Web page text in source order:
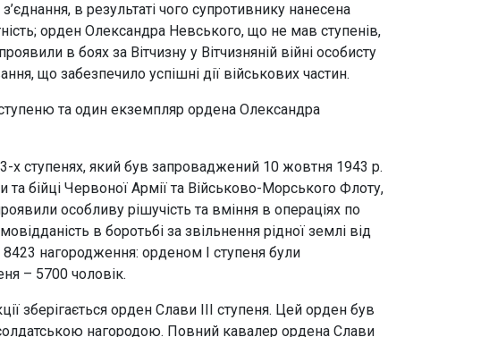
в результаті чого супротивнику нанесена
орден Олександра Невського, що не мав ступенів,
в боях за Вітчизну у Вітчизняній війні особисту
що забезпечило успішні дії військових частин.
та один екземпляр ордена Олександра
х ступенях, який був запроваджений 10 жовтня 1943 р.
бійці Червоної Армії та Військово-Морського Флоту,
особливу рішучість та вміння в операціях по
в боротьбі за звільнення рідної землі від
нагородження: орденом І ступеня були
– 5700 чоловік.
зберігається орден Слави ІІІ ступеня. Цей орден був
нагородою. Повний кавалер ордена Слави